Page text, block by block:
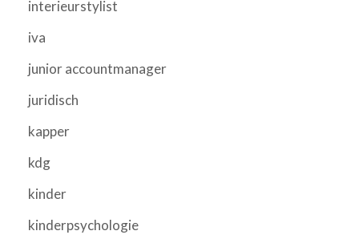
interieurstylist
iva
junior accountmanager
juridisch
kapper
kdg
kinder
kinderpsychologie